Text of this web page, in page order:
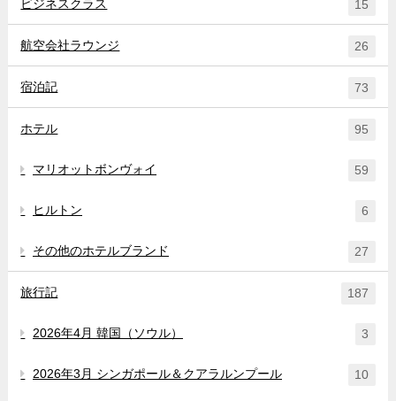
ビジネスクラス 15
航空会社ラウンジ 26
宿泊記 73
ホテル 95
マリオットボンヴォイ 59
ヒルトン 6
その他のホテルブランド 27
旅行記 187
2026年4月 韓国（ソウル） 3
2026年3月 シンガポール＆クアラルンプール 10